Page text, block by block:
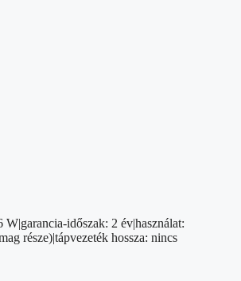
időszak: 2 év|használat:
része)|tápvezeték hossza: nincs